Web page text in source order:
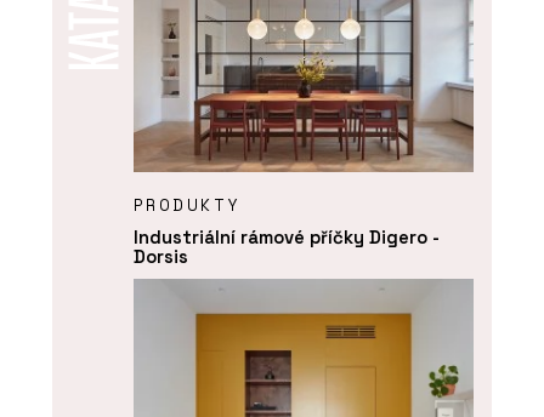
PRODUKTY
Industriální rámové příčky Digero -
Dorsis